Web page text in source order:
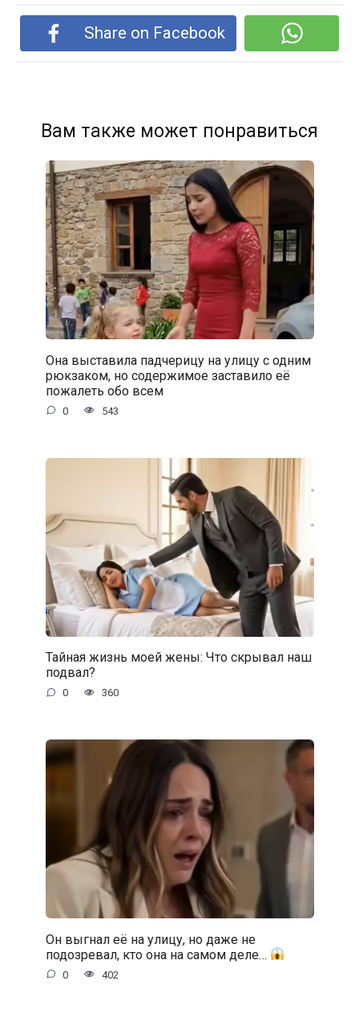
Share on Facebook
Вам также может понравиться
Она выставила падчерицу на улицу с одним
рюкзаком, но содержимое заставило её
пожалеть обо всем
0 543
Тайная жизнь моей жены: Что скрывал наш
подвал?
0 360
Он выгнал её на улицу, но даже не
подозревал, кто она на самом деле…
0 402